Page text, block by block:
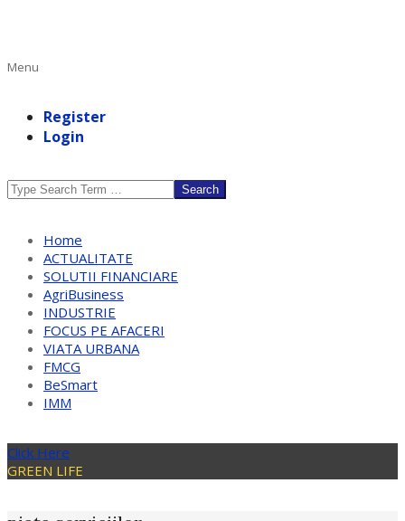
Primary
Menu
Register
Login
Search
Home
ACTUALITATE
SOLUTII FINANCIARE
AgriBusiness
INDUSTRIE
FOCUS PE AFACERI
VIATA URBANA
FMCG
BeSmart
IMM
Click Here
GREEN LIFE